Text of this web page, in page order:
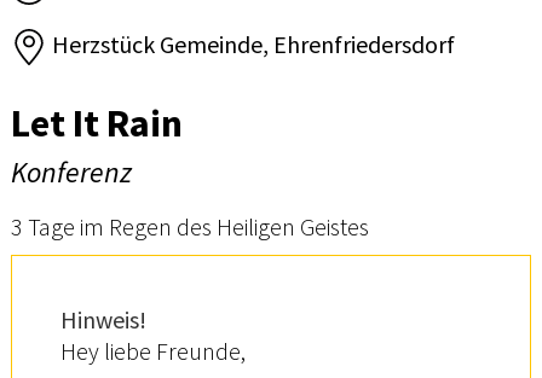
Herzstück Gemeinde, Ehrenfriedersdorf
Let It Rain
Konferenz
3 Tage im Regen des Heiligen Geistes
Hinweis!
Hey liebe Freunde,